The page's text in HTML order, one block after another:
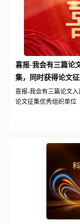
喜报-我会有三篇论
集，同时获得论文
喜报-我会有三篇论文
论文征集优秀组织单位